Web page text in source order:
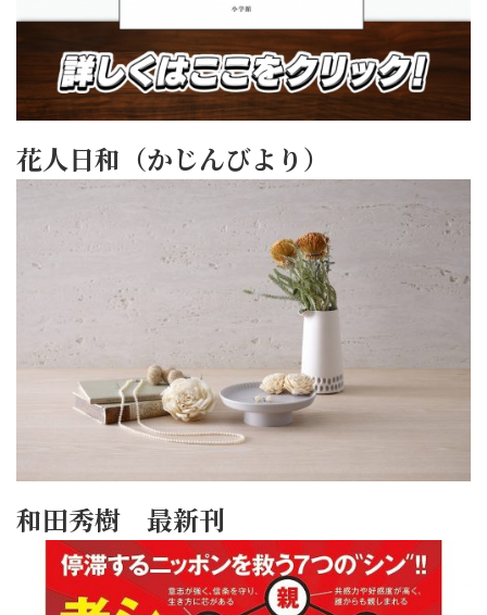
花人日和（かじんびより）
和田秀樹 最新刊